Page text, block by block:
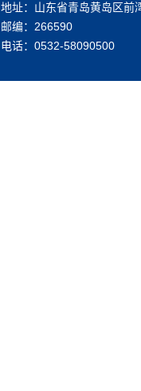
地址：山东省青岛黄岛区前
邮编：266590
电话：0532-58090500